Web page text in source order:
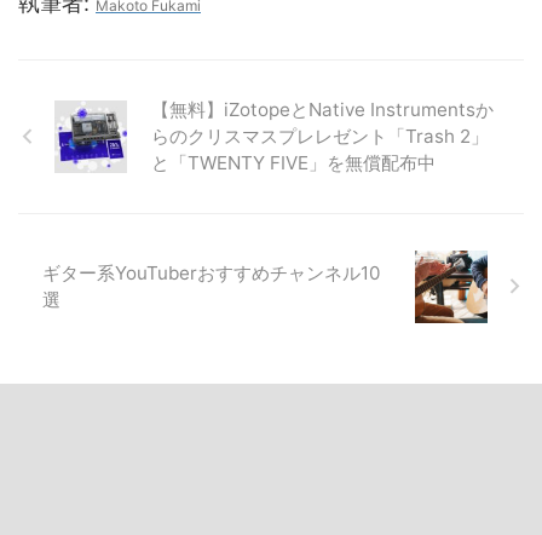
Makoto Fukami
【無料】iZotopeとNative Instrumentsか
らのクリスマスプレレゼント「Trash 2」
と「TWENTY FIVE」を無償配布中
ギター系YouTuberおすすめチャンネル10
選